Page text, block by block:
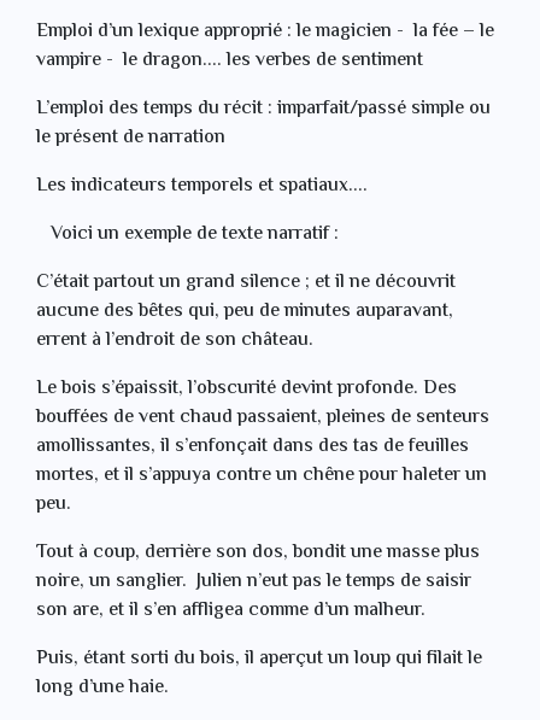
Emploi d’un lexique approprié : le magicien - la fée – le
vampire - le dragon.... les verbes de sentiment
L’emploi des temps du récit : imparfait/passé simple ou
le présent de narration
Les indicateurs temporels et spatiaux....
Voici un exemple de texte narratif :
C’était partout un grand silence ; et il ne découvrit
aucune des bêtes qui, peu de minutes auparavant,
errent à l’endroit de son château.
Le bois s’épaissit, l’obscurité devint profonde. Des
bouffées de vent chaud passaient, pleines de senteurs
amollissantes, il s’enfonçait dans des tas de feuilles
mortes, et il s’appuya contre un chêne pour haleter un
peu.
Tout à coup, derrière son dos, bondit une masse plus
noire, un sanglier. Julien n’eut pas le temps de saisir
son are, et il s’en affligea comme d’un malheur.
Puis, étant sorti du bois, il aperçut un loup qui filait le
long d’une haie.